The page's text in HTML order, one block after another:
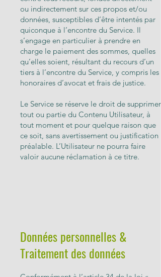
ou indirectement sur ces propos et/ou
données, susceptibles d’être intentés par
quiconque à l’encontre du Service. Il
s’engage en particulier à prendre en
charge le paiement des sommes, quelles
qu’elles soient, résultant du recours d’un
tiers à l’encontre du Service, y compris les
honoraires d’avocat et frais de justice.
Le Service se réserve le droit de supprimer
tout ou partie du Contenu Utilisateur, à
tout moment et pour quelque raison que
ce soit, sans avertissement ou justification
préalable. L’Utilisateur ne pourra faire
valoir aucune réclamation à ce titre.
Données personnelles &
Traitement des données